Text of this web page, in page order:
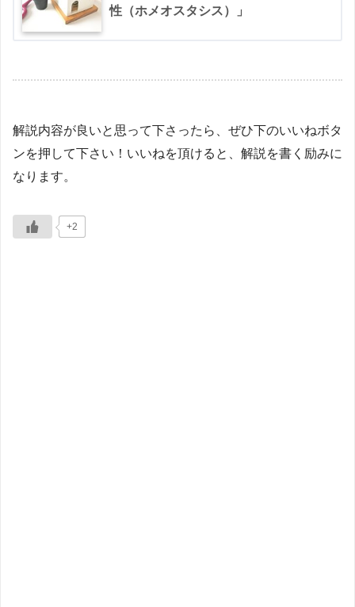
性（ホメオスタシス）」
解説内容が良いと思って下さったら、ぜひ下のいいねボタ
ンを押して下さい！いいねを頂けると、解説を書く励みに
なります。
+2